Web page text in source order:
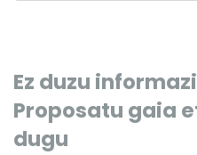
Ez duzu
Proposatu gaia
dugu